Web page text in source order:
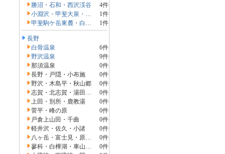
勝沼・石和・西沢渓谷
4件
小淵沢・甲斐大泉・清里
1件
甲斐駒ケ岳東麓・白州・長坂
1件
長野
白骨温泉
6件
野沢温泉
9件
那須温泉
0件
長野・戸隠・小布施
0件
野沢・木島平・秋山郷
0件
志賀・北志賀・湯田中渋
0件
上田・別所・鹿教湯
0件
菅平・峰の原
0件
戸倉上山田・千曲
0件
軽井沢・佐久・小諸
0件
八ヶ岳・富士見・原村・野辺山・小海
0件
蓼科・白樺湖・車山・女神湖・姫木平
0件